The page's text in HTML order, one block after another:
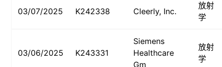
03/07/2025 K242338 Cleerly, Inc.
放射
学
03/06/2025 K243331
Siemens
Healthcare
Gm
放射
学